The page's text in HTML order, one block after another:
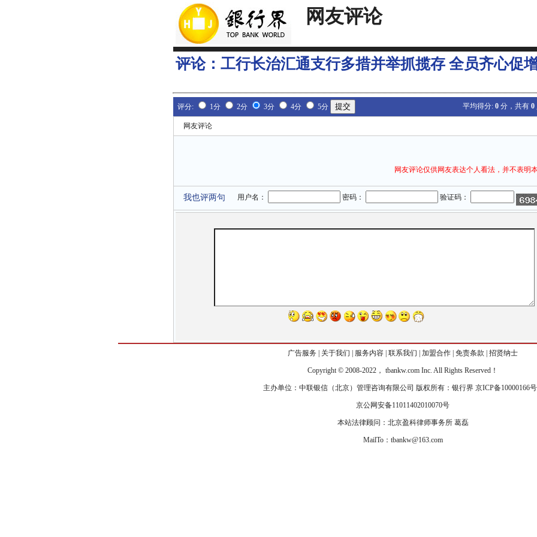
网友评论
评论： 工行长治汇通支行多措并举抓揽存 全员齐心促
评分: 1分 2分 3分 4分 5分 平均得分: 0 分，共有 0
网友评论
网友评论仅供网友表达个人看法，并不表
我也评两句 用户名： 密码： 验证码：
广告服务 关于我们 服务内容 联系我们 加盟合作 免责条款 招贤纳士
Copyright © 2008-2022， tbankw.com Inc. All Rights Reserved！
主办单位：中联银信（北京）管理咨询有限公司 版权所有：银行界 京ICP备10000166
京公网安备11011402010070号
本站法律顾问：北京盈科律师事务所 葛磊
MailTo：tbankw@163.com